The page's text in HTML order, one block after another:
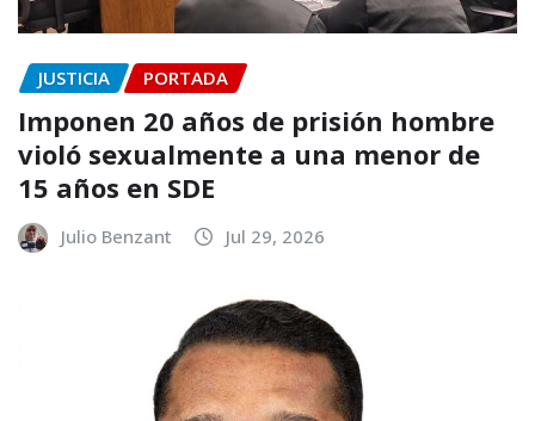
JUSTICIA PORTADA
Imponen 20 años de prisión hombre
violó sexualmente a una menor de
15 años en SDE
Julio Benzant Jul 29, 2026